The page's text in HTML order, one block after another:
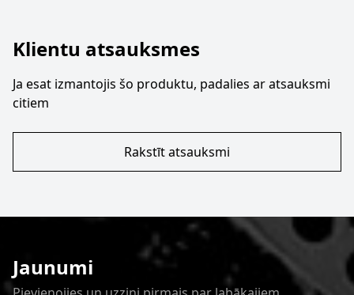
Klientu atsauksmes
Ja esat izmantojis šo produktu, padalies ar atsauksmi
citiem
Rakstīt atsauksmi
Jaunumi